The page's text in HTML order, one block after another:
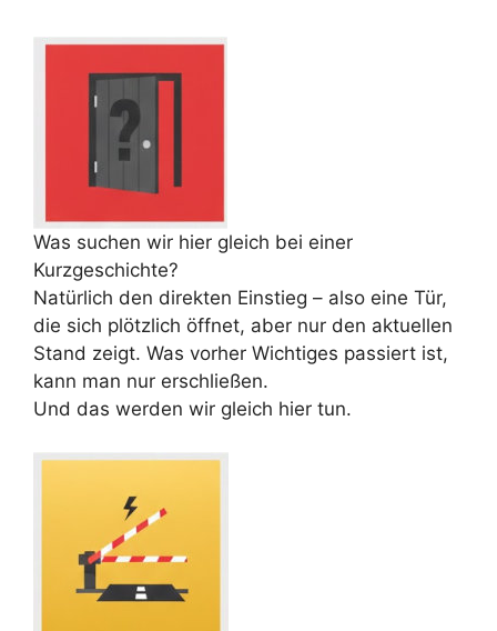
Was suchen wir hier gleich bei einer
Kurzgeschichte?
Natürlich den direkten Einstieg – also eine Tür,
die sich plötzlich öffnet, aber nur den aktuellen
Stand zeigt. Was vorher Wichtiges passiert ist,
kann man nur erschließen.
Und das werden wir gleich hier tun.